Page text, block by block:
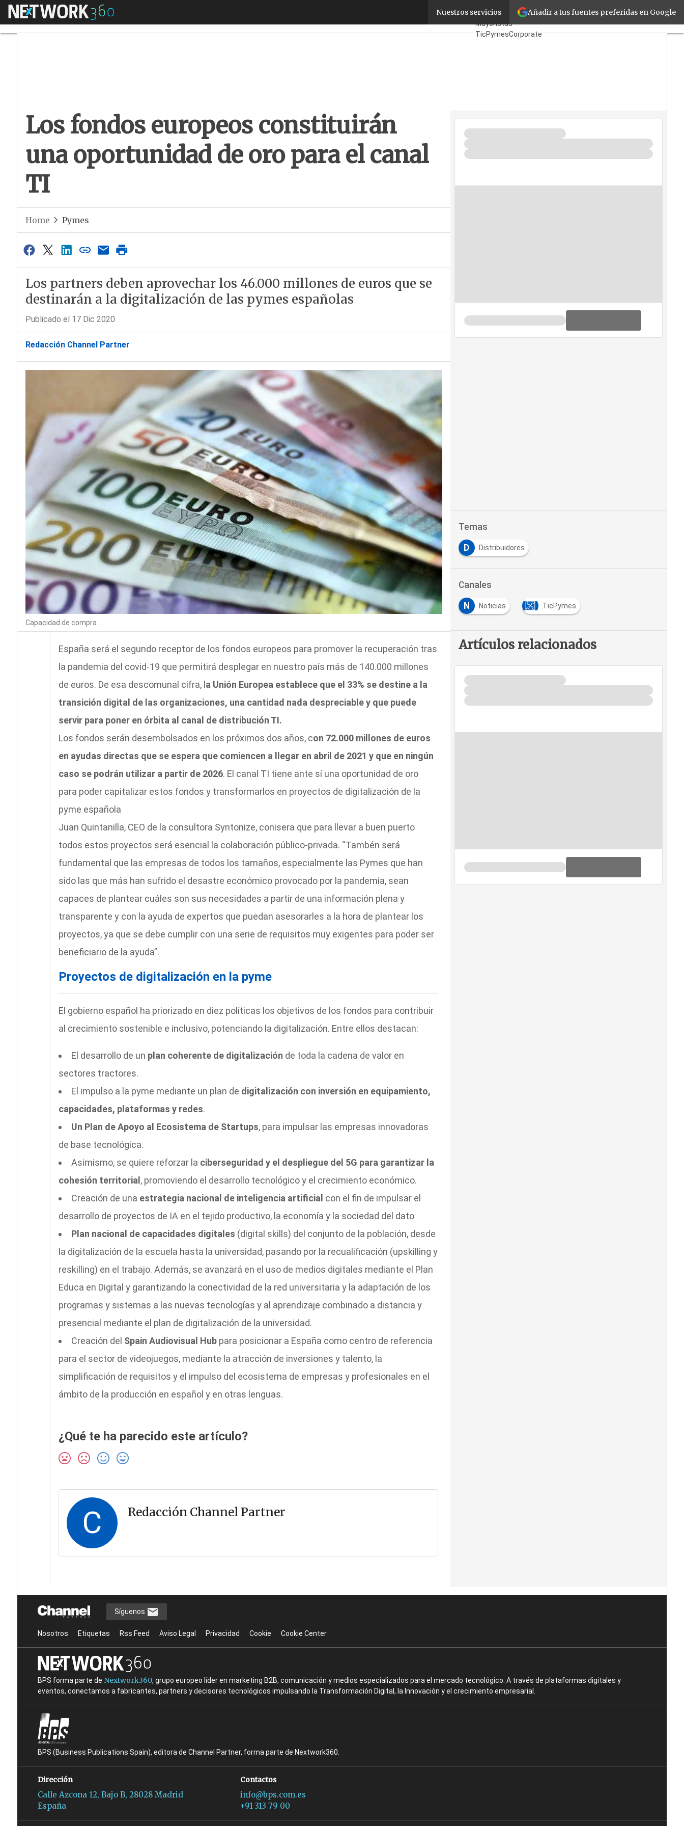
Añadir a tus fuentes preferidas en Google
Nuestros servicios
Menú Los fondos europeos constituirán una oportunidad de oro para el canal TIFabricantes
Mayoristas
TicPymesCorporate
Los fondos europeos constituirán
una oportunidad de oro para el canal
TI
Home Pymes
Los partners deben aprovechar los 46.000 millones de euros que se
destinarán a la digitalización de las pymes españolas
Publicado el 17 Dic 2020
Redacción Channel Partner
Capacidad de compra
España será el segundo receptor de los fondos europeos para promover la recuperación tras
la pandemia del covid-19 que permitirá desplegar en nuestro país más de 140.000 millones
de euros. De esa descomunal cifra, la Unión Europea establece que el 33% se destine a la
transición digital de las organizaciones, una cantidad nada despreciable y que puede
servir para poner en órbita al canal de distribución TI.
Los fondos serán desembolsados en los próximos dos años, con 72.000 millones de euros
en ayudas directas que se espera que comiencen a llegar en abril de 2021 y que en ningún
caso se podrán utilizar a partir de 2026. El canal TI tiene ante sí una oportunidad de oro
para poder capitalizar estos fondos y transformarlos en proyectos de digitalización de la
pyme española
Juan Quintanilla, CEO de la consultora Syntonize, conisera que para llevar a buen puerto
todos estos proyectos será esencial la colaboración público-privada. “Tambén será
fundamental que las empresas de todos los tamaños, especialmente las Pymes que han
sido las que más han sufrido el desastre económico provocado por la pandemia, sean
capaces de plantear cuáles son sus necesidades a partir de una información plena y
transparente y con la ayuda de expertos que puedan asesorarles a la hora de plantear los
proyectos, ya que se debe cumplir con una serie de requisitos muy exigentes para poder ser
beneficiario de la ayuda”.
Proyectos de digitalización en la pyme
El gobierno español ha priorizado en diez políticas los objetivos de los fondos para contribuir
al crecimiento sostenible e inclusivo, potenciando la digitalización. Entre ellos destacan:
El desarrollo de un plan coherente de digitalización de toda la cadena de valor en
sectores tractores.
El impulso a la pyme mediante un plan de digitalización con inversión en equipamiento,
capacidades, plataformas y redes.
Un Plan de Apoyo al Ecosistema de Startups, para impulsar las empresas innovadoras
de base tecnológica.
Asimismo, se quiere reforzar la ciberseguridad y el despliegue del 5G para garantizar la
cohesión territorial, promoviendo el desarrollo tecnológico y el crecimiento económico.
Creación de una estrategia nacional de inteligencia artificial con el fin de impulsar el
desarrollo de proyectos de IA en el tejido productivo, la economía y la sociedad del dato
Plan nacional de capacidades digitales (digital skills) del conjunto de la población, desde
la digitalización de la escuela hasta la universidad, pasando por la recualificación (upskilling y
reskilling) en el trabajo. Además, se avanzará en el uso de medios digitales mediante el Plan
Educa en Digital y garantizando la conectividad de la red universitaria y la adaptación de los
programas y sistemas a las nuevas tecnologías y al aprendizaje combinado a distancia y
presencial mediante el plan de digitalización de la universidad.
Creación del Spain Audiovisual Hubpara posicionar a España como centro de referencia
para el sector de videojuegos, mediante la atracción de inversiones y talento, la
simplificación de requisitos y el impulso del ecosistema de empresas y profesionales en el
ámbito de la producción en español y en otras lenguas.
¿Qué te ha parecido este artículo?
C Redacción Channel Partner
Temas
D Distribuidores
Canales
N Noticias TicPymes
Artículos relacionados
Síguenos
Nosotros Etiquetas Rss Feed Aviso Legal Privacidad Cookie Cookie Center
BPS forma parte de Nextwork360, grupo europeo líder en marketing B2B, comunicación y medios especializados para el mercado tecnológico. A través de plataformas digitales y
eventos, conectamos a fabricantes, partners y decisores tecnológicos impulsando la Transformación Digital, la Innovación y el crecimiento empresarial.
BPS (Business Publications Spain), editora de Channel Partner, forma parte de Nextwork360.
Dirección
Calle Azcona 12, Bajo B, 28028 Madrid
España
Contactos
info@bps.com.es
+91 313 79 00